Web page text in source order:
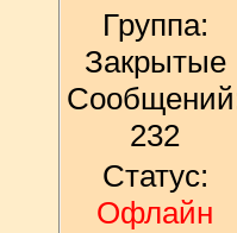
Группа:
Закрытые
232
Статус:
Офлайн